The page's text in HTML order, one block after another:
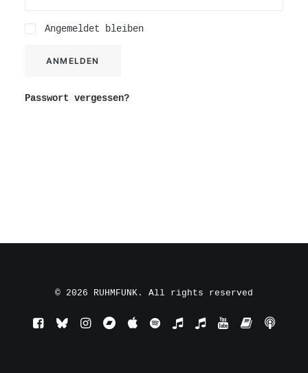
Angemeldet bleiben
ANMELDEN
Passwort vergessen?
© 2026 RUHMFUNK. All rights reserved